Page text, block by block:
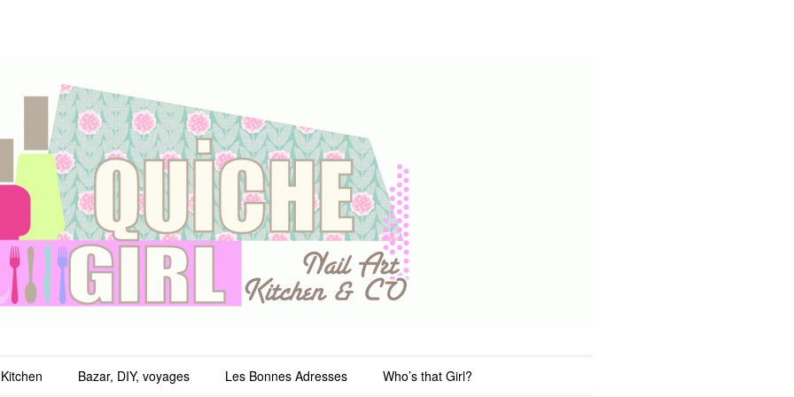
Kitchen Bazar, DIY, voyages Les Bonnes Adresses Who’s that Girl?